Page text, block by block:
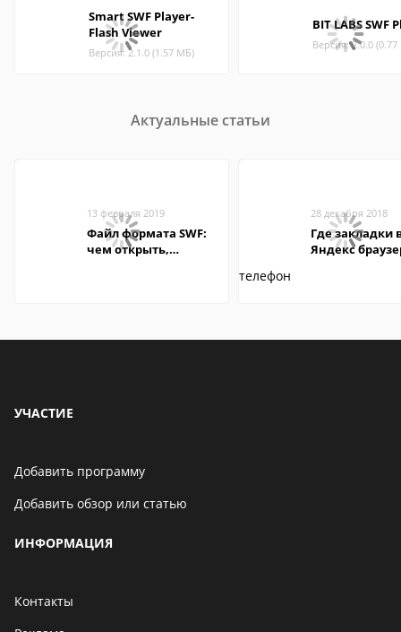
Smart SWF Player-
Flash Viewer
Версия: 2.1.0 (1.57 МБ)
BIT LABS SWF
Версия: 2.0.0
Актуальные статьи
13 февраля 2019
Файл формата SWF:
чем открыть,
28 декабря 2018
Где закладки
Яндекс
УЧАСТИЕ
Добавить программу
Добавить обзор или статью
ИНФОРМАЦИЯ
Контакты